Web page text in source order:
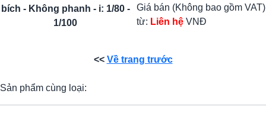
bích - Không phanh - i: 1/80 -
1/100
Giá bán (Không bao gồm VAT)
từ: Liên hệ VNĐ
<< Về trang trước
Sản phẩm cùng loại: